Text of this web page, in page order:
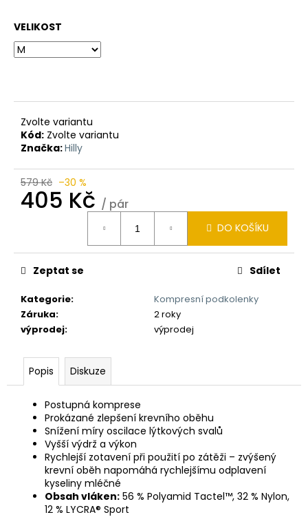
VELIKOST
Zvolte variantu
Kód: Zvolte variantu
Značka:Hilly
579 Kč –30 %
405 Kč / pár
DO KOŠÍKU
Kategorie:
Kompresní podkolenky
Záruka:
2 roky
výprodej: výprodej
Zeptat se Sdílet
Popis Diskuze
Postupná komprese
Prokázané zlepšení krevního oběhu
Snížení míry oscilace lýtkových svalů
Vyšší výdrž a výkon
Rychlejší zotavení při použití po zátěži – zvýšený
krevní oběh napomáhá rychlejšímu odplavení
kyseliny mléčné
Obsah vláken: 56 % Polyamid Tactel™, 32 % Nylon,
12 % LYCRA® Sport